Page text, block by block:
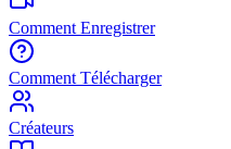
Comment Enregistrer
Comment Télécharger
Créateurs